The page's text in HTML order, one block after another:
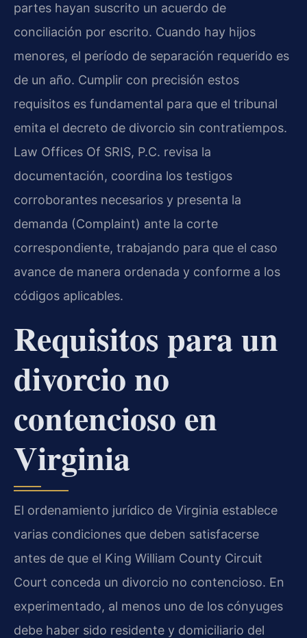
partes hayan suscrito un acuerdo de
conciliación por escrito. Cuando hay hijos
menores, el período de separación requerido es
de un año. Cumplir con precisión estos
requisitos es fundamental para que el tribunal
emita el decreto de divorcio sin contratiempos.
Law Offices Of SRIS, P.C. revisa la
documentación, coordina los testigos
corroborantes necesarios y presenta la
demanda (Complaint) ante la corte
correspondiente, trabajando para que el caso
avance de manera ordenada y conforme a los
códigos aplicables.
Requisitos para un
divorcio no
contencioso en
Virginia
El ordenamiento jurídico de Virginia establece
varias condiciones que deben satisfacerse
antes de que el King William County Circuit
Court conceda un divorcio no contencioso. En
experimentado, al menos uno de los cónyuges
debe haber sido residente y domiciliario del